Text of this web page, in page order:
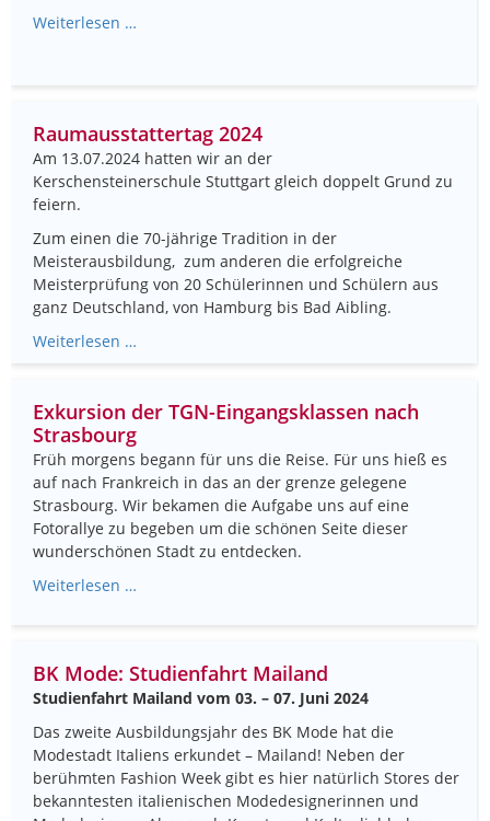
Weiterlesen …
Raumausstattertag 2024
Am 13.07.2024 hatten wir an der
Kerschensteinerschule Stuttgart gleich doppelt Grund zu
feiern.
Zum einen die 70-jährige Tradition in der
Meisterausbildung, zum anderen die erfolgreiche
Meisterprüfung von 20 Schülerinnen und Schülern aus
ganz Deutschland, von Hamburg bis Bad Aibling.
Weiterlesen …
Exkursion der TGN-Eingangsklassen nach
Strasbourg
Früh morgens begann für uns die Reise. Für uns hieß es
auf nach Frankreich in das an der grenze gelegene
Strasbourg. Wir bekamen die Aufgabe uns auf eine
Fotorallye zu begeben um die schönen Seite dieser
wunderschönen Stadt zu entdecken.
Weiterlesen …
BK Mode: Studienfahrt Mailand
Studienfahrt Mailand vom 03. – 07. Juni 2024
Das zweite Ausbildungsjahr des BK Mode hat die
Modestadt Italiens erkundet – Mailand! Neben der
berühmten Fashion Week gibt es hier natürlich Stores der
bekanntesten italienischen Modedesignerinnen und